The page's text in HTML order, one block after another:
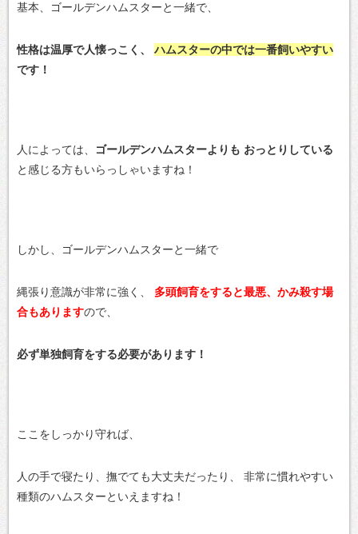
基本、ゴールデンハムスターと一緒で、
性格は温厚で人懐っこく、
ハムスターの中では一番飼いやすい
です！
人によっては、 ゴールデンハムスターよりも おっとりしている
と感じる方もいらっしゃいますね！
しかし、ゴールデンハムスターと一緒で
縄張り意識が非常に強く、
多頭飼育をすると最悪、かみ殺す場
合もありますので、
必ず単独飼育をする必要があります！
ここをしっかり守れば、
人の手で寝たり、撫でても大丈夫だったり、
非常に慣れやすい
種類のハムスターといえますね！